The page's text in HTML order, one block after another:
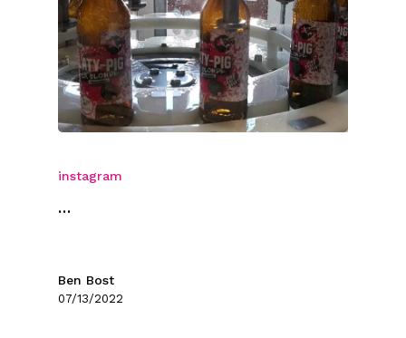
instagram
…
Ben Bost
07/13/2022